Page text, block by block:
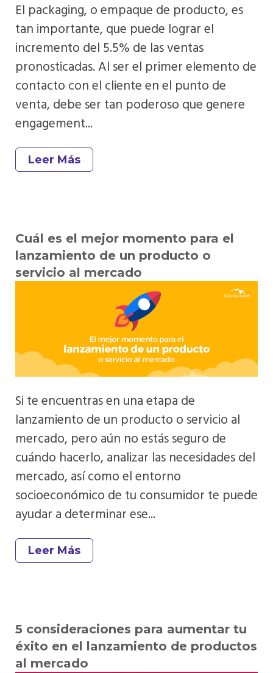
El packaging, o empaque de producto, es
tan importante, que puede lograr el
incremento del 5.5% de las ventas
pronosticadas. Al ser el primer elemento de
contacto con el cliente en el punto de
venta, debe ser tan poderoso que genere
engagement...
Leer Más
Cuál es el mejor momento para el
lanzamiento de un producto o
servicio al mercado
Si te encuentras en una etapa de
lanzamiento de un producto o servicio al
mercado, pero aún no estás seguro de
cuándo hacerlo, analizar las necesidades del
mercado, así como el entorno
socioeconómico de tu consumidor te puede
ayudar a determinar ese...
Leer Más
5 consideraciones para aumentar tu
éxito en el lanzamiento de productos
al mercado